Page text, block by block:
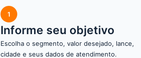
1
Informe seu objetivo
Escolha o segmento, valor desejado, lance,
cidade e seus dados de atendimento.